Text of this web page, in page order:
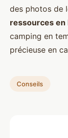
des photos de
ressources en
camping en
précieuse en
Conseils